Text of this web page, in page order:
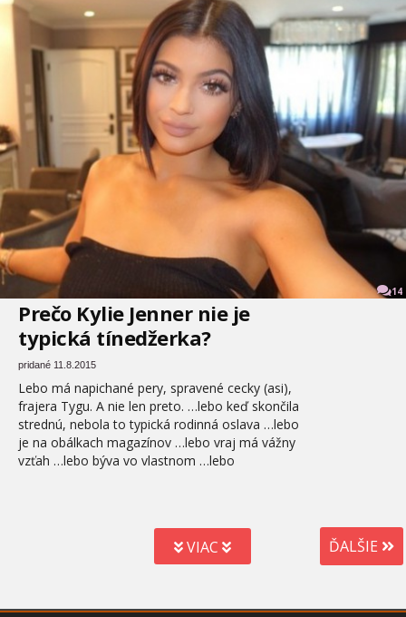
14
Prečo Kylie Jenner nie je
typická tínedžerka?
pridané 11.8.2015
Lebo má napichané pery, spravené cecky (asi),
frajera Tygu. A nie len preto. …lebo keď skončila
strednú, nebola to typická rodinná oslava …lebo
je na obálkach magazínov …lebo vraj má vážny
vzťah …lebo býva vo vlastnom …lebo
VIAC ĎALŠIE